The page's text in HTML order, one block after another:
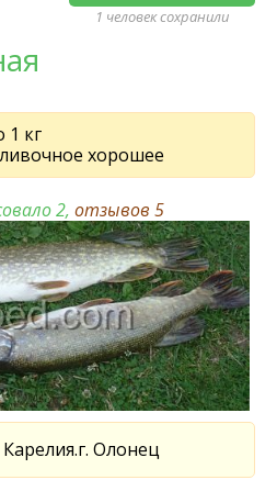
1 человек сохранили
1 кг
хорошее
2, отзывов 5
Карелия.г. Олонец